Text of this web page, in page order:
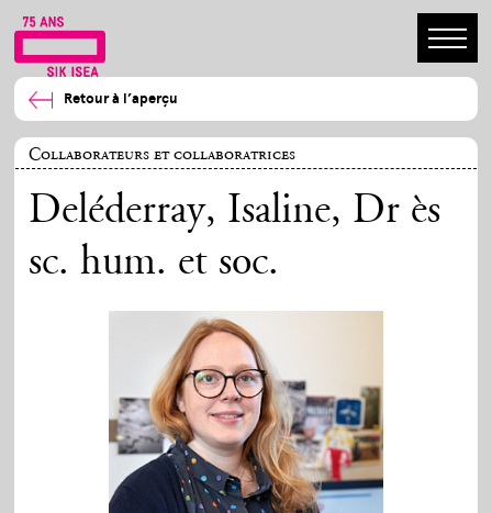
Retour à l’aperçu
Collaborateurs et collaboratrices
Deléderray, Isaline, Dr ès
sc. hum. et soc.